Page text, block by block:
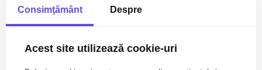
Zone de top spatii comerciale de inchiriat
Spatii comerciale de inchiriat in Constanta Delfinariu
Consimţământ Despre
Acest site utilizează cookie-uri